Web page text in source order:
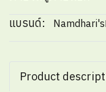
แบรนด์: Namdhari's
Product